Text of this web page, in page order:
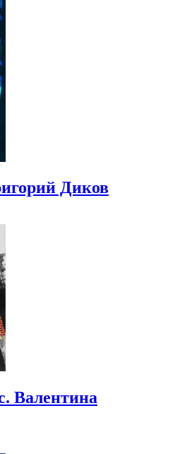
Диков
Валентина